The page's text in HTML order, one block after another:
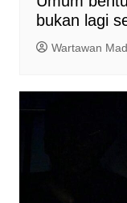
bukan lagi
Wartawan